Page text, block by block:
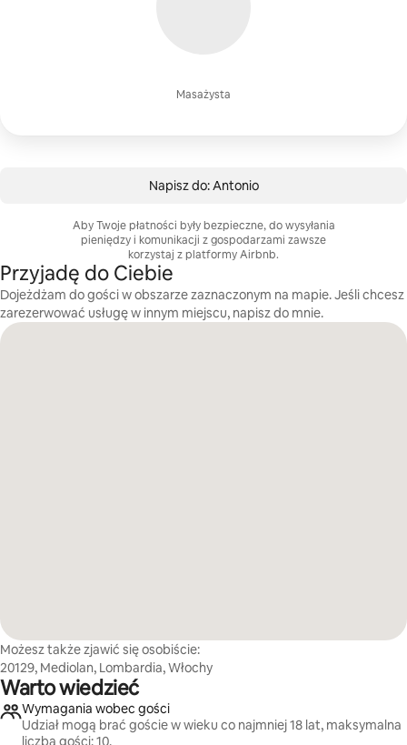
Masażysta
Napisz do: Antonio
Aby Twoje płatności były bezpieczne, do wysyłania
pieniędzy i komunikacji z gospodarzami zawsze
korzystaj z platformy Airbnb.
Przyjadę do Ciebie
Dojeżdżam do gości w obszarze zaznaczonym na mapie. Jeśli chcesz
zarezerwować usługę w innym miejscu, napisz do mnie.
Możesz także zjawić się osobiście:
20129, Mediolan, Lombardia, Włochy
Warto wiedzieć
Wymagania wobec gości
Udział mogą brać goście w wieku co najmniej 18 lat, maksymalna
liczba gości: 10.